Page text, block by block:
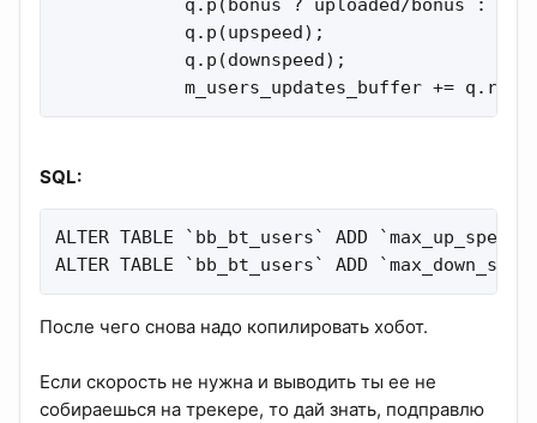
            q.p(bonus ? uploaded/bonus : 0);
            q.p(upspeed);
            q.p(downspeed);
m_users_updates_buffer +=
SQL:
ALTER TABLE `bb_bt_users` ADD
ALTER TABLE `bb_bt_users` ADD
После чего снова надо копилировать хобот.
Если скорость не нужна и выводить ты ее не
собираешься на трекере, то дай знать, подправлю